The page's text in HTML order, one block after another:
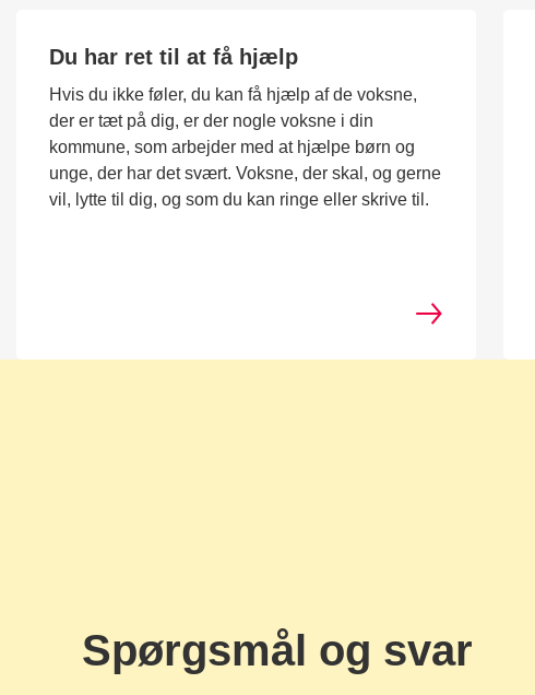
Du har ret til at få hjælp
Hvis du ikke føler, du kan få hjælp af de voksne,
der er tæt på dig, er der nogle voksne i din
kommune, som arbejder med at hjælpe børn og
unge, der har det svært. Voksne, der skal, og gerne
vil, lytte til dig, og som du kan ringe eller skrive til.
Spørgsmål og svar